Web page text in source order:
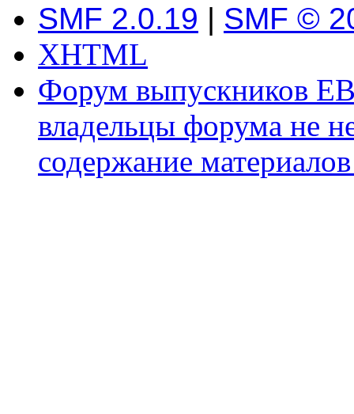
SMF 2.0.19 | SMF ©
XHTML
Форум выпускников
владельцы форума не
содержание